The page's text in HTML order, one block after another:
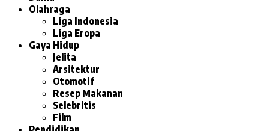
Olahraga
Liga Indonesia
Liga Eropa
Gaya Hidup
Jelita
Arsitektur
Otomotif
Resep Makanan
Selebritis
Film